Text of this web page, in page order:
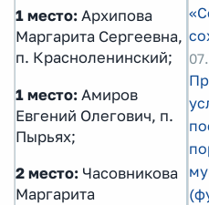
1 место: Архипова
Маргарита Сергеевна,
п. Красноленинский;
1 место: Амиров
Евгений Олегович, п.
Пырьях;
2 место: Часовникова
Маргарита